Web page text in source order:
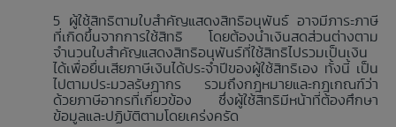
ผู้ใช้สิทธิตามใบสำคัญแสดงสิทธิอนุพันธ์ อาจมีภาระภาษี
ที่เกิดขึ้นจากการใช้สิทธิ โดยต้องนำเงินสดส่วนต่างตาม
จำนวนใบสำคัญแสดงสิทธิอนุพันธ์ที่ใช้สิทธิไปรวมเป็นเงิน
ได้เพื่อยื่นเสียภาษีเงินได้ประจำปีของผู้ใช้สิทธิเอง ทั้งนี้ เป็น
ไปตามประมวลรัษฎากร รวมถึงกฎหมายและกฎเกณฑ์ว่า
ด้วยภาษีอากรที่เกี่ยวข้อง ซึ่งผู้ใช้สิทธิมีหน้าที่ต้องศึกษา
ข้อมูลและปฏิบัติตามโดยเคร่งครัด